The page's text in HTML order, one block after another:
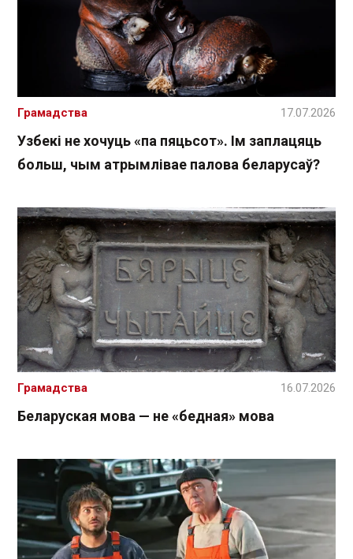
Узбекі не хочуць «па пяцьсот». Ім заплацяць
больш, чым атрымлівае палова беларусаў?
Грамадства 17.07.2026
Беларуская мова — не «бедная» мова
Грамадства 16.07.2026